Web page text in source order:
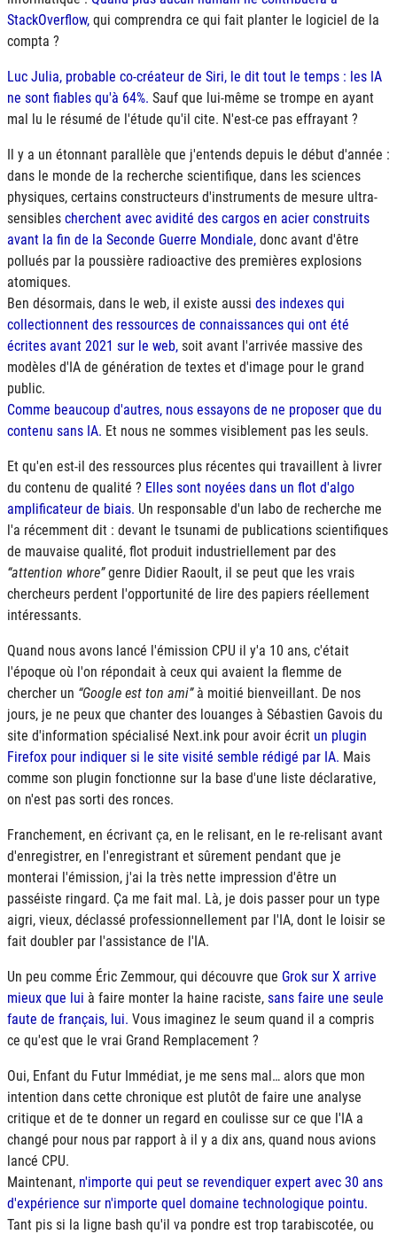
StackOverflow, qui comprendra ce qui fait planter le logiciel de la
compta ?
Luc Julia, probable co-créateur de Siri, le dit tout le temps : les IA
ne sont fiables qu'à 64%. Sauf que lui-même se trompe en ayant
mal lu le résumé de l'étude qu'il cite. N'est-ce pas effrayant ?
Il y a un étonnant parallèle que j'entends depuis le début d'année :
dans le monde de la recherche scientifique, dans les sciences
physiques, certains constructeurs d'instruments de mesure ultra-
sensibles cherchent avec avidité des cargos en acier construits
avant la fin de la Seconde Guerre Mondiale, donc avant d'être
pollués par la poussière radioactive des premières explosions
atomiques.
Ben désormais, dans le web, il existe aussi des indexes qui
collectionnent des ressources de connaissances qui ont été
écrites avant 2021 sur le web, soit avant l'arrivée massive des
modèles d'IA de génération de textes et d'image pour le grand
public.
Comme beaucoup d'autres, nous essayons de ne proposer que du
contenu sans IA. Et nous ne sommes visiblement pas les seuls.
Et qu'en est-il des ressources plus récentes qui travaillent à livrer
du contenu de qualité ? Elles sont noyées dans un flot d'algo
amplificateur de biais. Un responsable d'un labo de recherche me
l'a récemment dit : devant le tsunami de publications scientifiques
de mauvaise qualité, flot produit industriellement par des
attention whore genre Didier Raoult, il se peut que les vrais
chercheurs perdent l'opportunité de lire des papiers réellement
intéressants.
Quand nous avons lancé l'émission CPU il y'a 10 ans, c'était
l'époque où l'on répondait à ceux qui avaient la flemme de
chercher un Google est ton ami à moitié bienveillant. De nos
jours, je ne peux que chanter des louanges à Sébastien Gavois du
site d'information spécialisé Next.ink pour avoir écrit un plugin
Firefox pour indiquer si le site visité semble rédigé par IA. Mais
comme son plugin fonctionne sur la base d'une liste déclarative,
on n'est pas sorti des ronces.
Franchement, en écrivant ça, en le relisant, en le re-relisant avant
d'enregistrer, en l'enregistrant et sûrement pendant que je
monterai l'émission, j'ai la très nette impression d'être un
passéiste ringard. Ça me fait mal. Là, je dois passer pour un type
aigri, vieux, déclassé professionnellement par l'IA, dont le loisir se
fait doubler par l'assistance de l'IA.
Un peu comme Éric Zemmour, qui découvre que Grok sur X arrive
mieux que lui à faire monter la haine raciste, sans faire une seule
faute de français, lui. Vous imaginez le seum quand il a compris
ce qu'est que le vrai Grand Remplacement ?
Oui, Enfant du Futur Immédiat, je me sens mal… alors que mon
intention dans cette chronique est plutôt de faire une analyse
critique et de te donner un regard en coulisse sur ce que l'IA a
changé pour nous par rapport à il y a dix ans, quand nous avions
lancé CPU.
Maintenant, n'importe qui peut se revendiquer expert avec 30 ans
d'expérience sur n'importe quel domaine technologique pointu.
Tant pis si la ligne bash qu'il va pondre est trop tarabiscotée, ou